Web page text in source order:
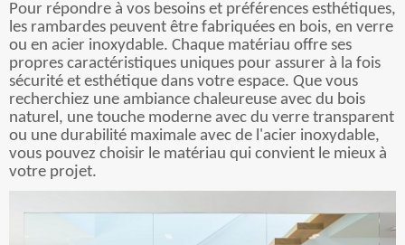
Pour répondre à vos besoins et préférences esthétiques,
les rambardes peuvent être fabriquées en bois, en verre
ou en acier inoxydable. Chaque matériau offre ses
propres caractéristiques uniques pour assurer à la fois
sécurité et esthétique dans votre espace. Que vous
recherchiez une ambiance chaleureuse avec du bois
naturel, une touche moderne avec du verre transparent
ou une durabilité maximale avec de l'acier inoxydable,
vous pouvez choisir le matériau qui convient le mieux à
votre projet.